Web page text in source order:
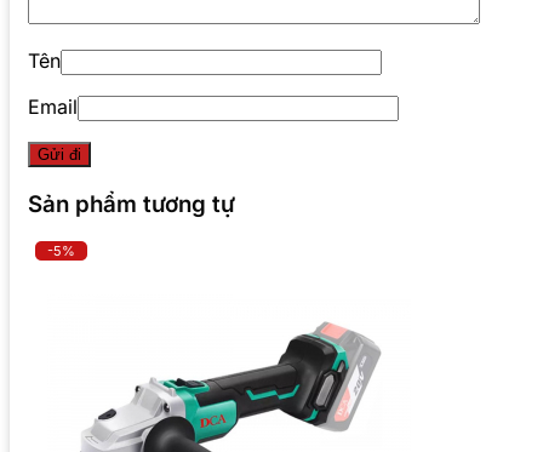
Tên
Email
Sản phẩm tương tự
-5%